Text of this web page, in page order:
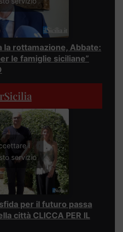
la rottamazione, Abbate:
le famiglie siciliane”
i
servizio
per il futuro passa
città CLICCA PER IL